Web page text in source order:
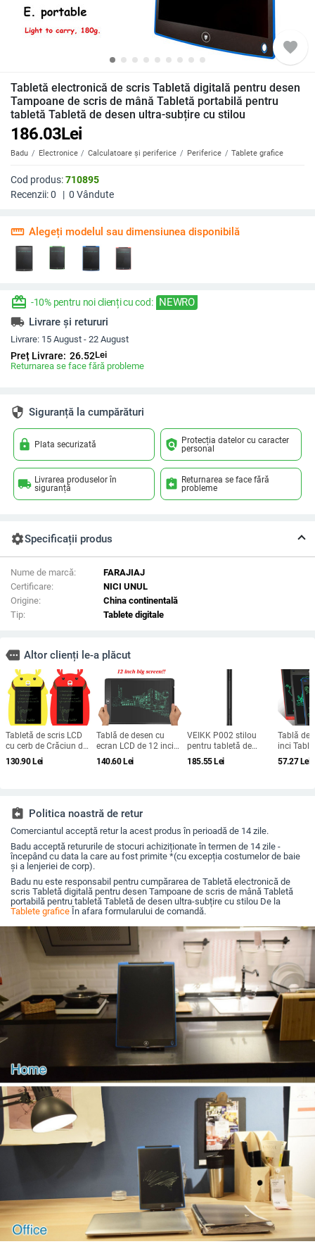
favorite
Tabletă electronică de scris Tabletă digitală pentru desen
Tampoane de scris de mână Tabletă portabilă pentru
tabletă Tabletă de desen ultra-subțire cu stilou
186.03Lei
Badu Electronice Calculatoare și periferice Periferice Tablete grafice
Cod produs:710895
Recenzii:0 | 0 Vândute
straighten Alegeți modelul sau dimensiunea disponibilă
redeem -10% pentru noi clienți cu cod: NEWRO
local_shipping Livrare și retururi
Livrare: 15 August - 22 August
Preț Livrare: 26.52Lei
Returnarea se face fără probleme
security Siguranță la cumpărături
lock Plata securizată policy Protecția datelor cu caracter
personal
local_shipping Livrarea produselor în
siguranță
assignment_return Returnarea se face fără
probleme
settingsSpecificații produs
Nume de marcă:
FARAJIAJ
Certificare:
NICI UNUL
Origine:
China continentală
Tip:
Tablete digitale
more Altor clienți le-a plăcut
Tabletă de scris LCD
cu cerb de Crăciun de
8,5 inci cu stilou Desen
digital Tampă
130.90Lei
Tablă de desen cu
ecran LCD de 12 inci
Tabletă de scris
grafică digitală
140.60Lei
VEIKK P002 stilou
pentru tabletă de
desen fără baterie,
8192 de niveluri, stilou
185.55Lei
Tablă de
inci
Ecran
pictură
57.27Lei
assignment_return Politica noastră de retur
Comerciantul acceptă retur la acest produs în perioadă de 14 zile.
Badu acceptă retururile de stocuri achiziționate în termen de 14 zile -
începând cu data la care au fost primite *(cu excepția costumelor de baie
și a lenjeriei de corp).
Badu nu este responsabil pentru cumpărarea de Tabletă electronică de
scris Tabletă digitală pentru desen Tampoane de scris de mână Tabletă
portabilă pentru tabletă Tabletă de desen ultra-subțire cu stilou De la
Tablete grafice În afara formularului de comandă.